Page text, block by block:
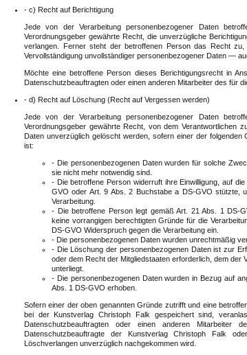
- c) Recht auf Berichtigung
Jede von der Verarbeitung personenbezogener Daten
Verordnungsgeber gewährte Recht, die unverzügliche
verlangen. Ferner steht der betroffenen Person das Recht
Vervollständigung unvollständiger personenbezogener Daten —
Möchte eine betroffene Person dieses Berichtigungsrecht in
Datenschutzbeauftragten oder einen anderen Mitarbeiter des für
- d) Recht auf Löschung (Recht auf Vergessen werden)
Jede von der Verarbeitung personenbezogener Daten
Verordnungsgeber gewährte Recht, von dem Verantwortlichen
Daten unverzüglich gelöscht werden, sofern einer der
ist:
- Die personenbezogenen Daten wurden für solche
sie nicht mehr notwendig sind.
- Die betroffene Person widerruft ihre Einwilligung, auf
GVO oder Art. 9 Abs. 2 Buchstabe a DS-GVO stützte,
Verarbeitung.
- Die betroffene Person legt gemäß Art. 21 Abs. 1 DS-
keine vorrangigen berechtigten Gründe für die
DS-GVO Widerspruch gegen die Verarbeitung ein.
- Die personenbezogenen Daten wurden unrechtmäßig
- Die Löschung der personenbezogenen Daten ist zur
oder dem Recht der Mitgliedstaaten erforderlich, dem der
unterliegt.
- Die personenbezogenen Daten wurden in Bezug auf
Abs. 1 DS-GVO erhoben.
Sofern einer der oben genannten Gründe zutrifft und eine
bei der Kunstverlag Christoph Falk gespeichert sind,
Datenschutzbeauftragten oder einen anderen Mitarbeiter
Datenschutzbeauftragte der Kunstverlag Christoph Falk
Löschverlangen unverzüglich nachgekommen wird.